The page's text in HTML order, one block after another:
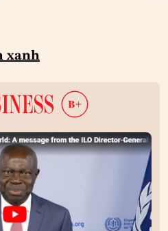
xanh